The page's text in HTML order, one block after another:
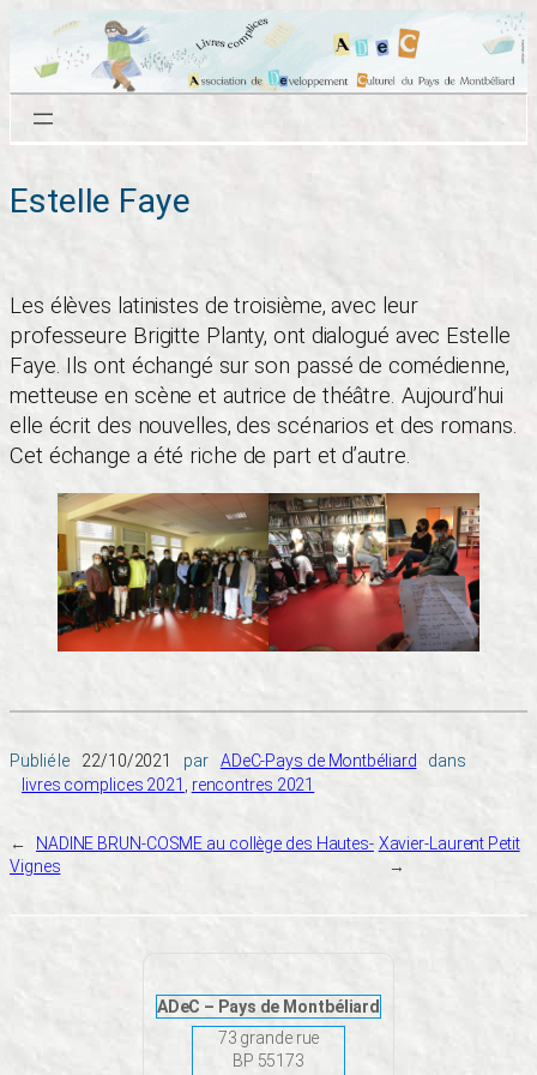
contenu
Estelle Faye
Les élèves latinistes de troisième, avec leur
professeure Brigitte Planty, ont dialogué avec Estelle
Faye. Ils ont échangé sur son passé de comédienne,
metteuse en scène et autrice de théâtre. Aujourd’hui
elle écrit des nouvelles, des scénarios et des romans.
Cet échange a été riche de part et d’autre.
Publié le 22/10/2021 par ADeC-Pays de Montbéliard
dans
livres complices 2021
rencontres 2021
←
NADINE BRUN-COSME au collège des Hautes-
Vignes
Xavier-Laurent Petit
→
ADeC – Pays de Montbéliard
73 grande rue
BP 55173